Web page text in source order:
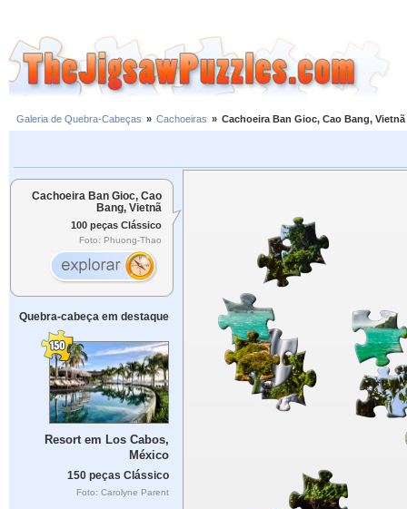
Galeria de Quebra-Cabeças » Cachoeiras » Cachoeira Ban Gioc, Cao Bang, Vietnã
Cachoeira Ban Gioc, Cao
Bang, Vietnã
100 peças Clássico
Foto: Phuong-Thao
Quebra-cabeça em destaque
Resort em Los Cabos,
México
150 peças Clássico
Foto: Carolyne Parent